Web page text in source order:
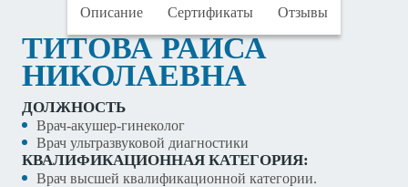
Описание Сертификаты Отзывы
ТИТОВА РАИСА
НИКОЛАЕВНА
ДОЛЖНОСТЬ
Врач-акушер-гинеколог
Врач ультразвуковой диагностики
КВАЛИФИКАЦИОННАЯ КАТЕГОРИЯ:
Врач высшей квалификационной категории.